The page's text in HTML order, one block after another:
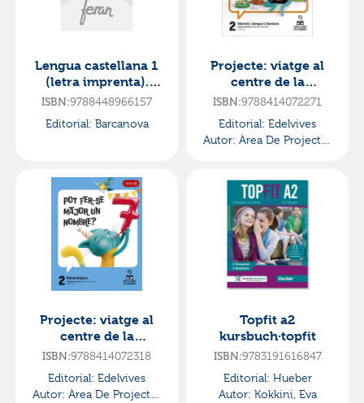
Lengua castellana 1
(letra imprenta).
diálogos·primaria.1er
ISBN:9788448966157
Editorial: Barcanova
Projecte: viatge al
centre de la
curiositat. valencià:
-·primaria.2ºcurso
ISBN:9788414072271
Editorial: Edelvives
Autor: Àrea De Projectes
Valenciana
Projecte: viatge al
centre de la
curiositat.
2·primaria.2ºcurso
ISBN:9788414072318
Editorial: Edelvives
Autor: Àrea De Projectes
Topfit a2
kursbuch·topfit
ISBN:9783191616847
Editorial: Hueber
Autor: Kokkini, Eva